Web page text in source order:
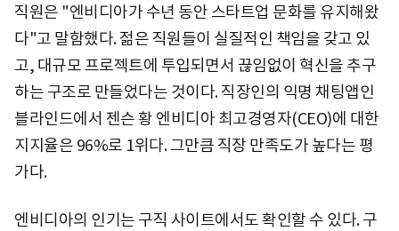
직원은 "엔비디아가 수년 동안 스타트업 문화를 유지해왔
다"고 말함했다. 젊은 직원들이 실질적인 책임을 갖고 있
고, 대규모 프로젝트에 투입되면서 끊임없이 혁신을 추구
하는 구조로 만들었다는 것이다. 직장인의 익명 채팅앱인
블라인드에서 젠슨 황 엔비디아 최고경영자(CEO)에 대한
지지율은 96%로 1위다. 그만큼 직장 만족도가 높다는 평
가다.
엔비디아의 인기는 구직 사이트에서도 확인할 수 있다. 구